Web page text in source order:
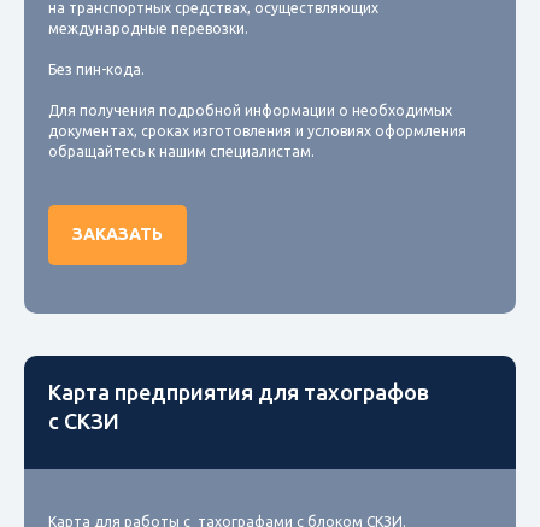
на транспортных средствах, осуществляющих
международные перевозки.
Без пин-кода.
Для получения подробной информации о необходимых
документах, сроках изготовления и условиях оформления
обращайтесь к нашим специалистам.
ЗАКАЗАТЬ
Карта предприятия для тахографов
с СКЗИ
Карта для работы с тахографами с блоком СКЗИ.